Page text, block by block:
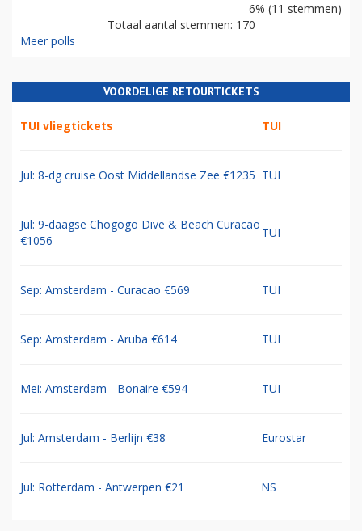
6% (11 stemmen)
Totaal aantal stemmen: 170
Meer polls
VOORDELIGE RETOURTICKETS
TUI vliegtickets TUI
Jul: 8-dg cruise Oost Middellandse Zee €1235 TUI
Jul: 9-daagse Chogogo Dive & Beach Curacao
€1056
TUI
Sep: Amsterdam - Curacao €569 TUI
Sep: Amsterdam - Aruba €614 TUI
Mei: Amsterdam - Bonaire €594 TUI
Jul: Amsterdam - Berlijn €38 Eurostar
Jul: Rotterdam - Antwerpen €21 NS